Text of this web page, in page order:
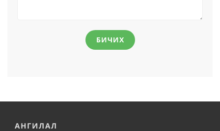
БИЧИХ
АНГИЛАЛ